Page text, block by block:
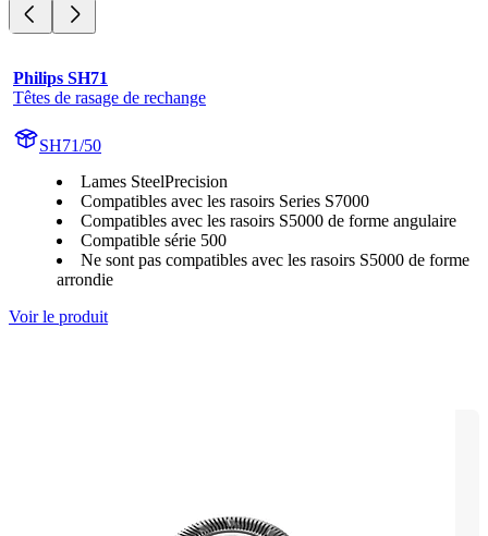
Philips SH71
Têtes de rasage de rechange
SH71/50
Lames SteelPrecision
Compatibles avec les rasoirs Series S7000
Compatibles avec les rasoirs S5000 de forme angulaire
Compatible série 500
Ne sont pas compatibles avec les rasoirs S5000 de forme
arrondie
Voir le produit